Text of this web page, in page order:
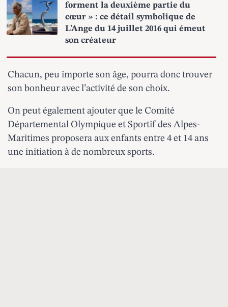
forment la deuxième partie du
cœur » : ce détail symbolique de
L’Ange du 14 juillet 2016 qui émeut
son créateur
Chacun, peu importe son âge, pourra donc trouver
son bonheur avec l’activité de son choix.
On peut également ajouter que le Comité
Départemental Olympique et Sportif des Alpes-
Maritimes proposera aux enfants entre 4 et 14 ans
une initiation à de nombreux sports.